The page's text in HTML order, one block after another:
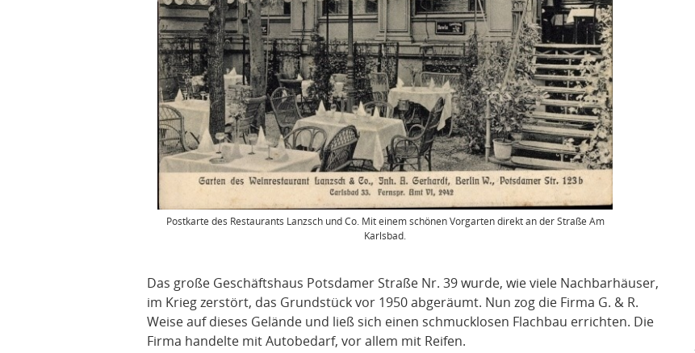
Postkarte des Restaurants Lanzsch und Co. Mit einem schönen Vorgarten direkt an der Straße Am
Karlsbad.
Das große Geschäftshaus Potsdamer Straße Nr. 39 wurde, wie viele Nachbarhäuser,
im Krieg zerstört, das Grundstück vor 1950 abgeräumt. Nun zog die Firma G. & R.
Weise auf dieses Gelände und ließ sich einen schmucklosen Flachbau errichten. Die
Firma handelte mit Autobedarf, vor allem mit Reifen.